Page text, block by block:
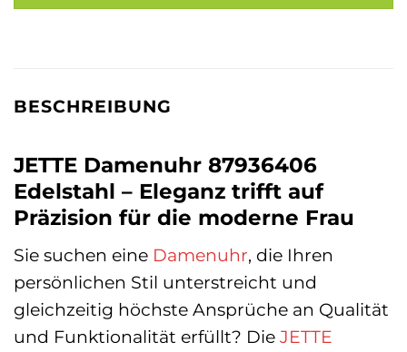
BESCHREIBUNG
JETTE Damenuhr 87936406
Edelstahl – Eleganz trifft auf
Präzision für die moderne Frau
Sie suchen eine Damenuhr, die Ihren
persönlichen Stil unterstreicht und
gleichzeitig höchste Ansprüche an Qualität
und Funktionalität erfüllt? Die JETTE